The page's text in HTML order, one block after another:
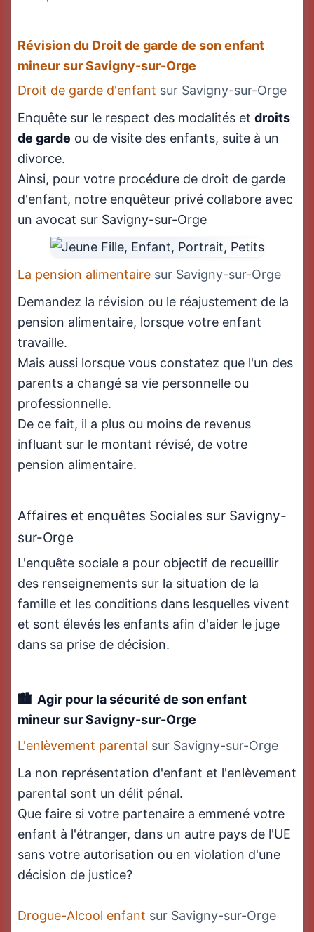
Révision du Droit de garde de son enfant
mineur sur Savigny-sur-Orge
Droit de garde d'enfant sur Savigny-sur-Orge
Enquête sur le respect des modalités et droits
de garde ou de visite des enfants, suite à un
divorce.
Ainsi, pour votre procédure de droit de garde
d'enfant, notre enquêteur privé collabore avec
un avocat sur Savigny-sur-Orge
La pension alimentaire sur Savigny-sur-Orge
Demandez la révision ou le réajustement de la
pension alimentaire, lorsque votre enfant
travaille.
Mais aussi lorsque vous constatez que l'un des
parents a changé sa vie personnelle ou
professionnelle.
De ce fait, il a plus ou moins de revenus
influant sur le montant révisé, de votre
pension alimentaire.
Affaires et enquêtes Sociales sur Savigny-
sur-Orge
L'enquête sociale a pour objectif de recueillir
des renseignements sur la situation de la
famille et les conditions dans lesquelles vivent
et sont élevés les enfants afin d'aider le juge
dans sa prise de décision.
Agir pour la sécurité de son enfant
mineursur Savigny-sur-Orge
L'enlèvement parental sur Savigny-sur-Orge
La non représentation d'enfant et l'enlèvement
parental sont un délit pénal.
Que faire si votre partenaire a emmené votre
enfant à l'étranger, dans un autre pays de l'UE
sans votre autorisation ou en violation d'une
décision de justice?
Drogue-Alcool enfant sur Savigny-sur-Orge